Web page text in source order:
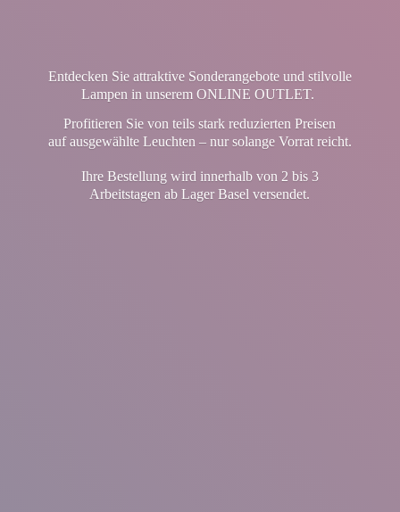
Entdecken Sie attraktive Sonderangebote und stilvolle
Lampen in unserem ONLINE OUTLET.
Profitieren Sie von teils stark reduzierten Preisen
auf ausgewählte Leuchten – nur solange Vorrat reicht.
Ihre Bestellung wird innerhalb von 2 bis 3
Arbeitstagen ab LagerBasel versendet.